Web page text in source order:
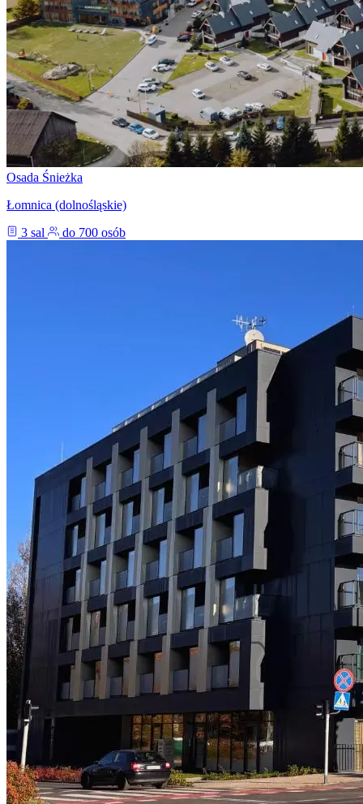
Osada Śnieżka
Łomnica (dolnośląskie)
3 sal
do 700 osób